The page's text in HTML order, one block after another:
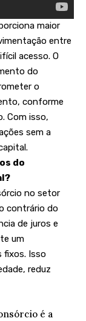
maior
entre
acesso. O
do
o
conforme
Com isso,
sem a
do
no setor
contrário do
de juros e
um
fixos. Isso
reduz
é a